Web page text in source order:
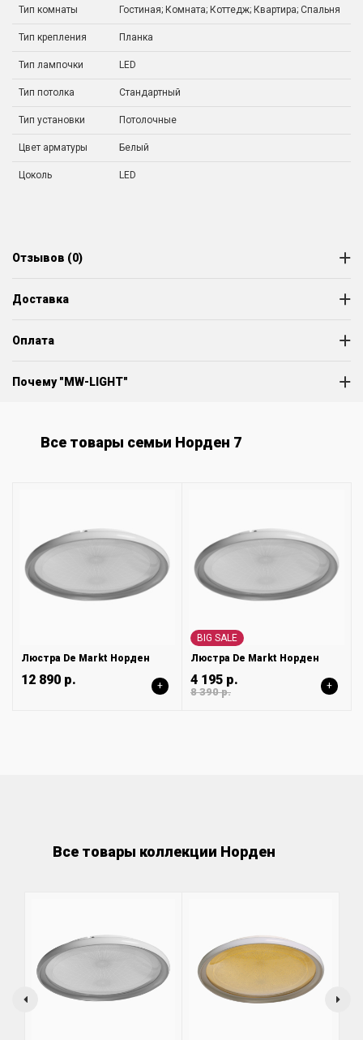
Тип комнаты Гостиная; Комната; Коттедж; Квартира; Спальня
Тип крепления Планка
Тип лампочки LED
Тип потолка Стандартный
Тип установки Потолочные
Цвет арматуры Белый
Цоколь LED
Отзывов (0)
Доставка
Оплата
Почему "MW-LIGHT"
Все товары семьи Норден 7
Люстра De Markt Норден
12 890 р. +
BIG SALE
Люстра De Markt Норден
4 195 р.
8 390 р. +
Все товары коллекции Норден